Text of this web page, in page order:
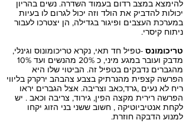
להימצא במצב רדום בעמוד השדרה. נשים בהריון
יכולות להדביק את הולד וזה יכול לגרום לו בעיות
במערכת העצבים ופיגור בגדילה, הן יצטרכו לעבור
ניתוח קיסרי.
טריכומונס -טפיל חד תאי, נקרא טריכומונוס וגינלי,
מדבק ועובר במגע מיני, כ 20% מהנשים ועד 10%
מהגברים נדבקים בטפיל זה. הביטוי שלו היא
הפרשה קצפית מהנרתיק בצבע צהבהב ירקרק בליווי
ריח לא נעים ,גרד,כאב וצריבה. אצל הגברים יראו
הפרשה רירית מקצה הפין, גירוד, צריבה וכאב . יש
לקחת אנטיביוטיקה , חשוב ששני בני הזוג יקחו
למנוע הדבקה חוזרת.